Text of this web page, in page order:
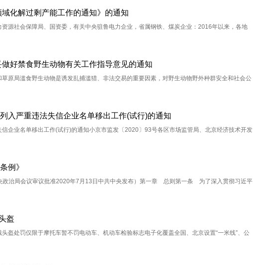
化解过剩产能工作的通知》的通知
源社会保障局、国资委，有关中央驻鲁电力企业，省属钢铁、煤炭企业：2016年以来，各地
好禁食野生动物有关工作指导意见的通知
原局滥食野生动物是诱发乱捕滥猎、非法交易的重要因素，对野生动物野外种群安全和社会公
入严重违法失信企业名单移出工作(试行)的通知
企业名单移出工作(试行)的通知小京市监发〔2020〕93号各区市场监管局、北京经济技术开发
例》
政治局会议审议批准2020年7月13日中共中央发布）第一章 总则第一条 为了深入贯彻习近平
盔
盔处罚仅限于摩托车暂不罚电动车、机动车检验标志电子化覆盖全国、北京设置“一米线”、公